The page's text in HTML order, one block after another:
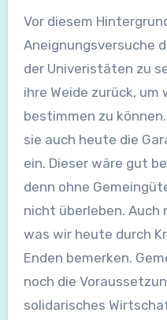
Vor diesem
Aneignungsversuche
der Univeristäten zu
ihre Weide zurück,
bestimmen zu
sie auch heute die
ein. Dieser wäre gut
denn ohne
nicht überleben.
was wir heute durch
Enden bemerken.
noch die
solidarisches